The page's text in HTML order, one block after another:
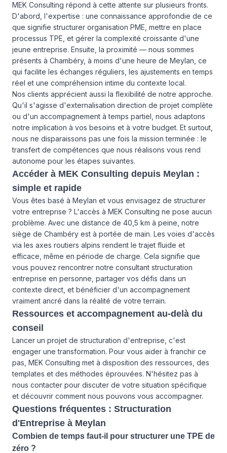
MEK Consulting répond à cette attente sur plusieurs fronts.
D'abord, l'expertise : une connaissance approfondie de ce
que signifie structurer organisation PME, mettre en place
processus TPE, et gérer la complexité croissante d'une
jeune entreprise. Ensuite, la proximité — nous sommes
présents à Chambéry, à moins d'une heure de Meylan, ce
qui facilite les échanges réguliers, les ajustements en temps
réel et une compréhension intime du contexte local.
Nos clients apprécient aussi la flexibilité de notre approche.
Qu'il s'agisse d'externalisation direction de projet complète
ou d'un accompagnement à temps partiel, nous adaptons
notre implication à vos besoins et à votre budget. Et surtout,
nous ne disparaissons pas une fois la mission terminée : le
transfert de compétences que nous réalisons vous rend
autonome pour les étapes suivantes.
Accéder à MEK Consulting depuis Meylan :
simple et rapide
Vous êtes basé à Meylan et vous envisagez de structurer
votre entreprise ? L'accès à MEK Consulting ne pose aucun
problème. Avec une distance de 40,5 km à peine, notre
siège de Chambéry est à portée de main. Les voies d'accès
via les axes routiers alpins rendent le trajet fluide et
efficace, même en période de charge. Cela signifie que
vous pouvez rencontrer notre consultant structuration
entreprise en personne, partager vos défis dans un
contexte direct, et bénéficier d'un accompagnement
vraiment ancré dans la réalité de votre terrain.
Ressources et accompagnement au-delà du
conseil
Lancer un projet de structuration d'entreprise, c'est
engager une transformation. Pour vous aider à franchir ce
pas, MEK Consulting met à disposition des ressources, des
templates et des méthodes éprouvées. N'hésitez pas à
nous contacter pour discuter de votre situation spécifique
et découvrir comment nous pouvons vous accompagner.
Questions fréquentes : Structuration
d'Entreprise à Meylan
Combien de temps faut-il pour structurer une TPE de
zéro ?